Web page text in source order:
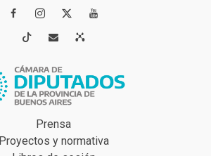
 
 
Prensa
Proyectos y normativa